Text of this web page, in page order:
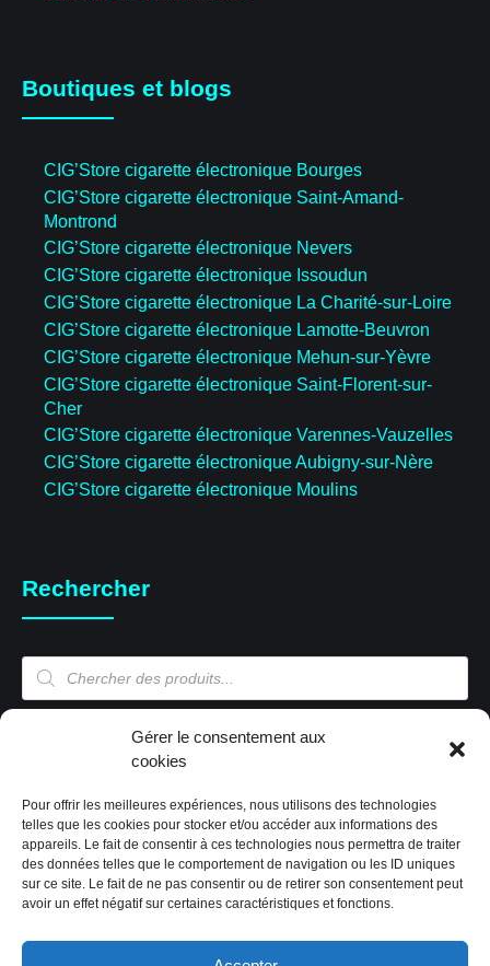
Gérer le consentement aux
cookies
Pour offrir les meilleures expériences, nous utilisons des technologies
telles que les cookies pour stocker et/ou accéder aux informations des
appareils. Le fait de consentir à ces technologies nous permettra de traiter
des données telles que le comportement de navigation ou les ID uniques
sur ce site. Le fait de ne pas consentir ou de retirer son consentement peut
avoir un effet négatif sur certaines caractéristiques et fonctions.
Boutiques et blogs
CIG’Store cigarette électronique Bourges
CIG’Store cigarette électronique Saint-Amand-
Montrond
CIG’Store cigarette électronique Nevers
CIG’Store cigarette électronique Issoudun
CIG’Store cigarette électronique La Charité-sur-Loire
CIG’Store cigarette électronique Lamotte-Beuvron
CIG’Store cigarette électronique Mehun-sur-Yèvre
CIG’Store cigarette électronique Saint-Florent-sur-
Cher
CIG’Store cigarette électronique Varennes-Vauzelles
CIG’Store cigarette électronique Aubigny-sur-Nère
CIG’Store cigarette électronique Moulins
Rechercher
Recherche
produits
Mon compte
Mon compte
Validation de la commande
Panier
Boutique
Politique de cookies (EU)